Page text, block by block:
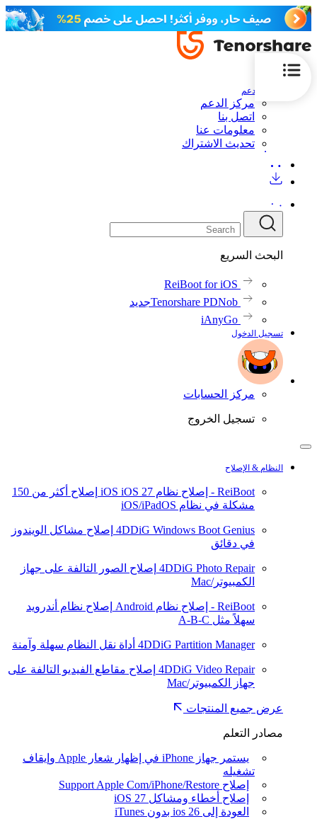
الدعم
مركز الدعم
اتصل بنا
معلومات عنا
تحديث الاشتراك
البحث السريع
ReiBoot for iOS
Tenorshare PDNobجديد
iAnyGo
تسجيل الدخول
مركز الحسابات
تسجيل الخروج
النظام & الإصلاح
ReiBoot - إصلاح نظام iOS iOS 27
إصلاح أكثر من 150
مشكلة في نظام iOS/iPadOS
4DDiG Windows Boot Genius إصلاح مشاكل الويندوز
في دقائق
4DDiG Photo Repair إصلاح الصور التالفة على جهاز
الكمبيوتر/Mac
ReiBoot - إصلاح نظام Android
إصلاح نظام أندرويد
سهلاً مثل A-B-C
4DDiG Partition Manager أداة نقل النظام سهلة وآمنة
4DDiG Video Repair إصلاح مقاطع الفيديو التالفة على
جهاز الكمبيوتر/Mac
عرض جميع المنتجات
مصادر التعلم
يستمر جهاز iPhone في إظهار شعار Apple وإيقاف
تشغيله
إصلاح Support Apple Com/iPhone/Restore
إصلاح أخطاء ومشاكل iOS 27
العودة إلى ios 26 بدون iTunes